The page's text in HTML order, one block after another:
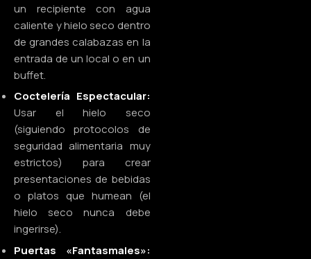
un recipiente con agua
caliente y hielo seco dentro
de grandes calabazas en la
entrada de un local o en un
buffet.
Coctelería Espectacular:
Usar el hielo seco
(siguiendo protocolos de
seguridad alimentaria muy
estrictos) para crear
presentaciones de bebidas
o platos que humean (el
hielo seco nunca debe
ingerirse).
Puertas «Fantasmales»: